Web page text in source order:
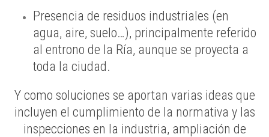
Presencia de residuos industriales (en
agua, aire, suelo…), principalmente referido
al entrono de la Ría, aunque se proyecta a
toda la ciudad.
Y como soluciones se aportan varias ideas que
incluyen el cumplimiento de la normativa y las
inspecciones en la industria, ampliación de